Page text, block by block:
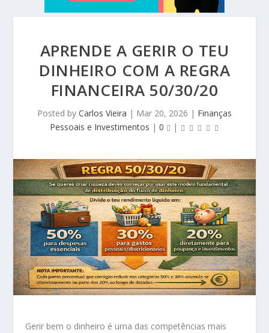
APRENDE A GERIR O TEU
DINHEIRO COM A REGRA
FINANCEIRA 50/30/20
Posted by Carlos Vieira | Mar 20, 2026 | Finanças
Pessoais e Investimentos | 0 |
Gerir bem o dinheiro é uma das competências mais